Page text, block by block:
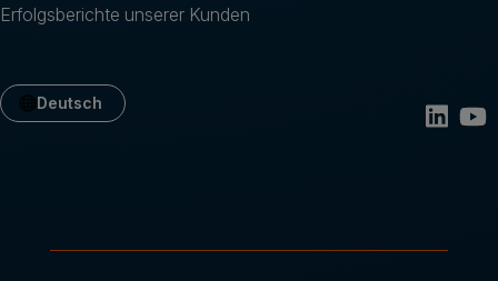
Erfolgsberichte unserer Kunden
Deutsch